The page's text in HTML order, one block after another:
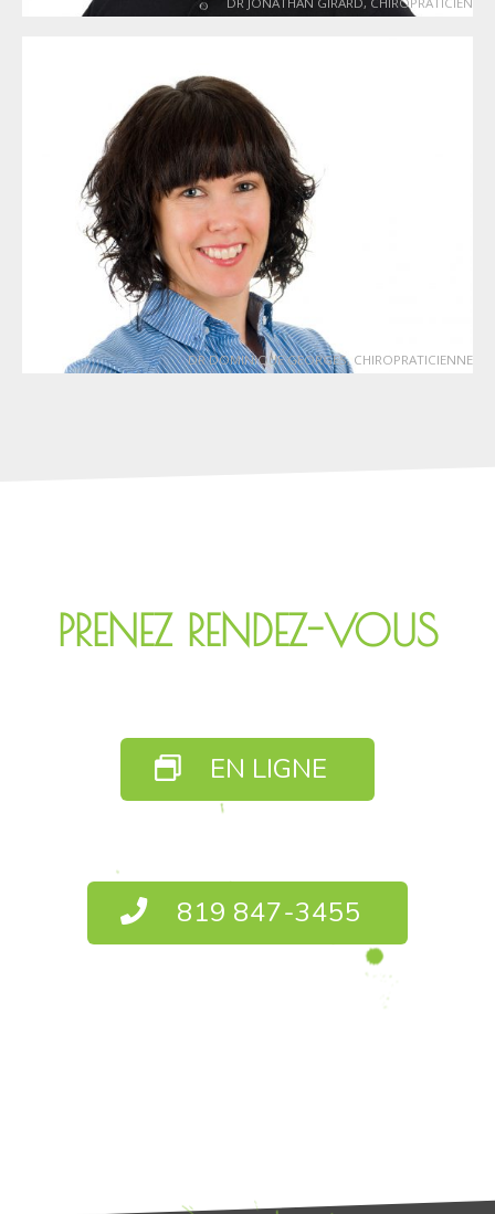
DR DOMINIQUE GEORGES, CHIROPRATICIENNE
PRENEZ RENDEZ-VOUS
EN LIGNE
819 847-3455